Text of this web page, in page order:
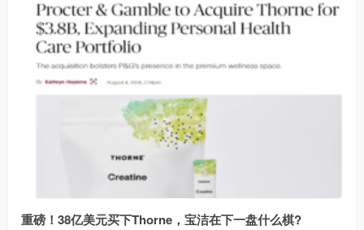
重磅！38亿美元买下Thorne，宝洁在下一盘什么棋?